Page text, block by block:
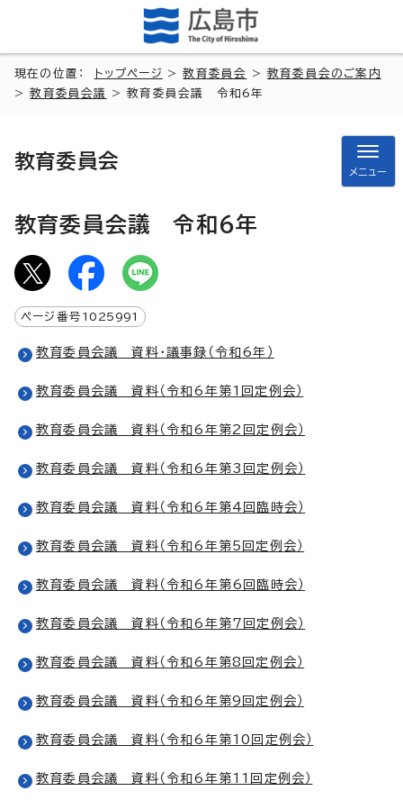
現在の位置： トップページ >教育委員会 >教育委員会のご案内
>教育委員会議 > 教育委員会議 令和6年
教育委員会
メニュー
教育委員会議 令和6年
ページ番号 1025991
教育委員会議 資料・議事録（令和6年）
教育委員会議 資料（令和6年第1回定例会）
教育委員会議 資料（令和6年第2回定例会）
教育委員会議 資料（令和6年第3回定例会）
教育委員会議 資料（令和6年第4回臨時会）
教育委員会議 資料（令和6年第5回定例会）
教育委員会議 資料（令和6年第6回臨時会）
教育委員会議 資料（令和6年第7回定例会）
教育委員会議 資料（令和6年第8回定例会）
教育委員会議 資料（令和6年第9回定例会）
教育委員会議 資料（令和6年第10回定例会）
教育委員会議 資料（令和6年第11回定例会）